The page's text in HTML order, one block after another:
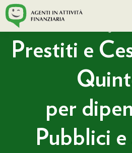
prestitimycredit.it /
prestiti per
Prestiti e
per
Pubblici